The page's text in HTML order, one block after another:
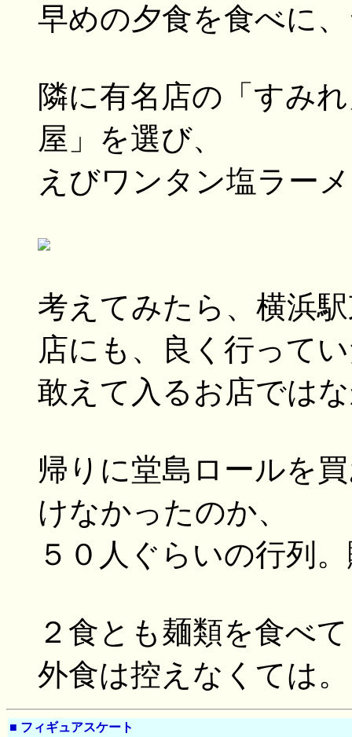
早めの夕食を食べに
隣に有名店の「すみ
屋」を選び、
えびワンタン塩ラー
考えてみたら、横浜
店にも、良く行って
敢えて入るお店では
帰りに堂島ロールを
けなかったのか、
５０人ぐらいの行列
２食とも麺類を食べ
外食は控えなくては。
■ フィギュアスケート